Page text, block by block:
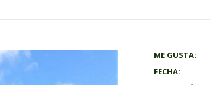
ME GUSTA:
FECHA: